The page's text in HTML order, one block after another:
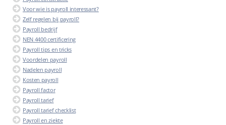
Voor wie is payroll interessant?
Zelf regelen bij payroll?
Payroll bedrijf
NEN 4400 certificering
Payroll tips en tricks
Voordelen payroll
Nadelen payroll
Kosten payroll
Payroll factor
Payroll tarief
Payroll tarief checklist
Payroll en ziekte